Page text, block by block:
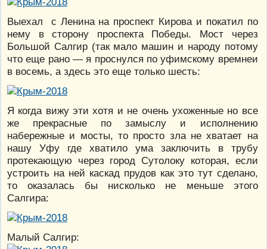
Выехал с Ленина на проспект Кирова и покатил по
нему в сторону проспекта Победы. Мост через
Большой Салгир (так мало машин и народу потому
что еще рано — я проснулся по уфимскому времнеи
в восемь, а здесь это еще только шесть:
Я когда вижу эти хотя и не очень ухоженные но все
же прекрасные по замыслу и исполнению
набережные и мосты, то просто зла не хватает на
нашу Уфу где хватило ума заключить в трубу
протекающую через город Сутолоку которая, если
устроить на ней каскад прудов как это тут сделано,
то оказалась бы нисколько не меньше этого
Салгира:
Малый Салгир: